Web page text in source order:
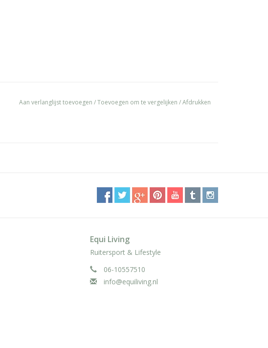
Aan verlanglijst toevoegen /Toevoegen om te vergelijken /Afdrukken
Equi Living
Ruitersport & Lifestyle
06-10557510
info@equiliving.nl